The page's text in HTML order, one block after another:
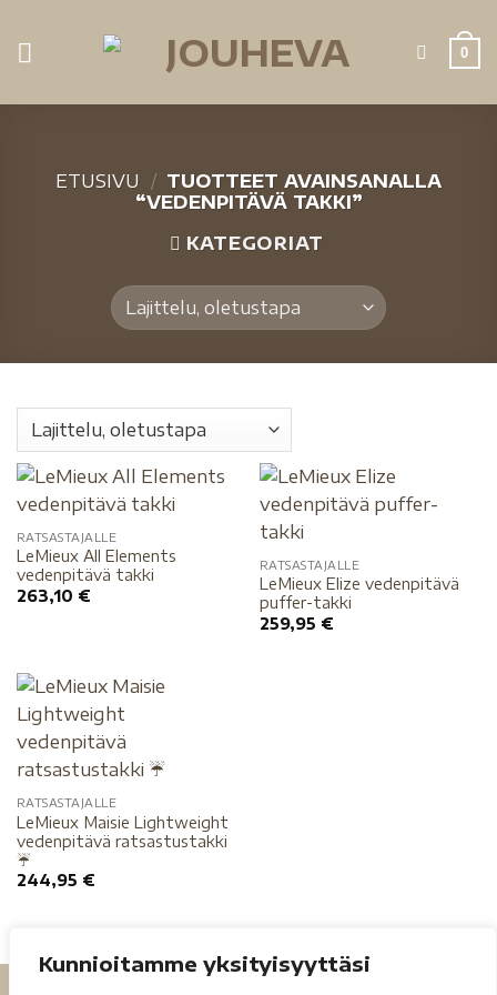
Kunnioitamme yksityisyyttäsi
0
ETUSIVU / TUOTTEET AVAINSANALLA
“VEDENPITÄVÄ TAKKI”
KATEGORIAT
RATSASTAJALLE
LeMieux All Elements
vedenpitävä takki
263,10 €
RATSASTAJALLE
LeMieux Elize vedenpitävä
puffer-takki
259,95 €
RATSASTAJALLE
LeMieux Maisie Lightweight
vedenpitävä ratsastustakki
☔️
244,95 €